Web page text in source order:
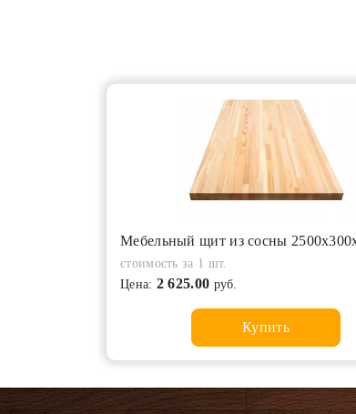
Мебельный щит из сосны
стоимость за 1 шт.
Цена: 2 625.00 руб.
Купить